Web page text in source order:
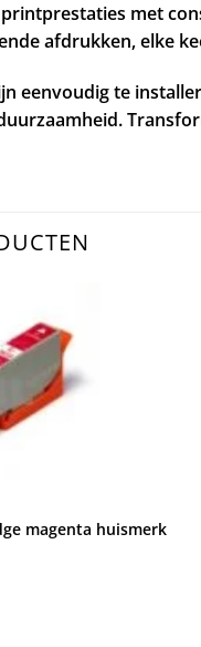
met
afdrukken, elke
eenvoudig te
magenta huismerk
magenta huismerk aantal